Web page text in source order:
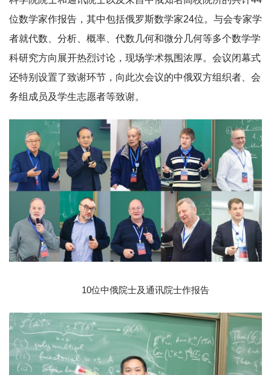
位数学家作报告，其中包括俄罗斯数学家24位。与会专家学
者就代数、分析、概率、代数几何和微分几何等多个数学学
科研究方向展开热烈讨论，现场学术氛围浓厚。会议闭幕式
还特别设置了致谢环节，向此次会议的中俄双方组织者、会
务组成员及学生志愿者等致谢。
10位中俄院士及通讯院士作报告